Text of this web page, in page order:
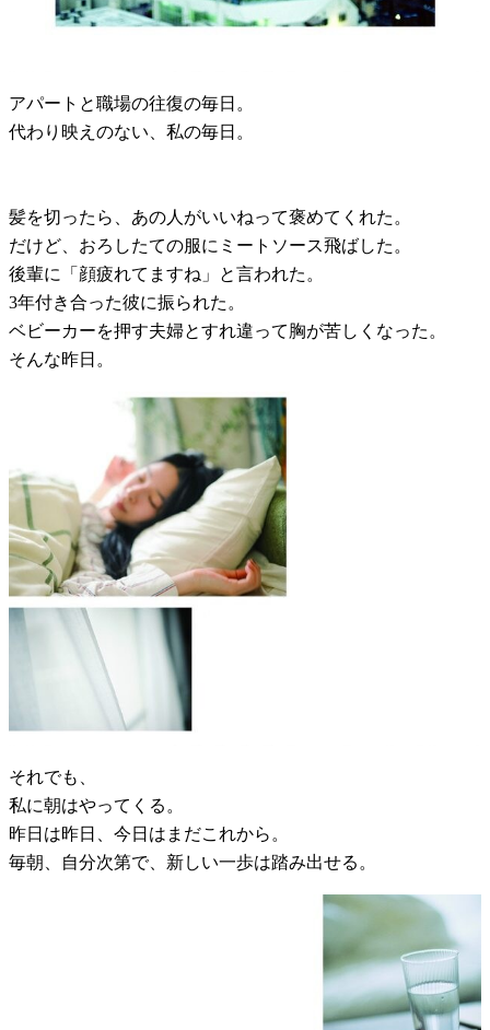
アパートと職場の往復の毎日。
代わり映えのない、私の毎日。
髪を切ったら、あの人がいいねって褒めてくれた。
だけど、おろしたての服にミートソース飛ばした。
後輩に「顔疲れてますね」と言われた。
3年付き合った彼に振られた。
ベビーカーを押す夫婦とすれ違って胸が苦しくなった。
そんな昨日。
それでも、
私に朝はやってくる。
昨日は昨日、今日はまだこれから。
毎朝、自分次第で、新しい一歩は踏み出せる。